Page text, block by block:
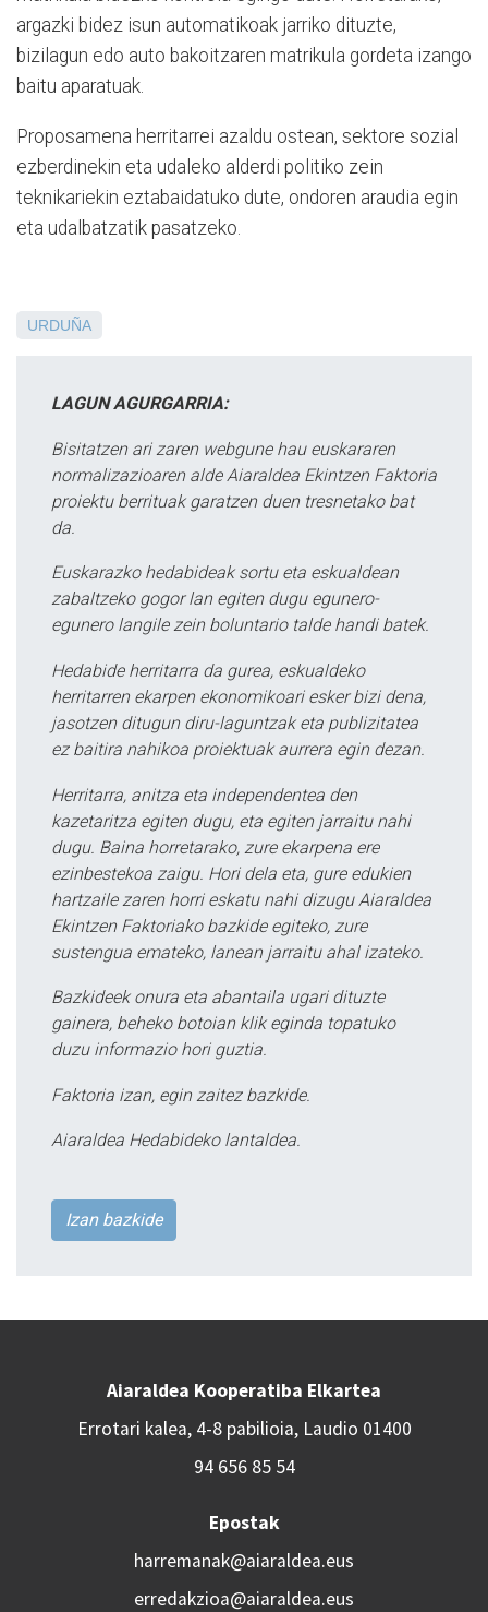
argazki bidez isun automatikoak jarriko dituzte,
bizilagun edo auto bakoitzaren matrikula gordeta izango
baitu aparatuak.
Proposamena herritarrei azaldu ostean, sektore sozial
ezberdinekin eta udaleko alderdi politiko zein
teknikariekin eztabaidatuko dute, ondoren araudia egin
eta udalbatzatik pasatzeko.
URDUÑA
LAGUN AGURGARRIA:
Bisitatzen ari zaren webgune hau euskararen
normalizazioaren alde Aiaraldea Ekintzen Faktoria
proiektu berrituak garatzen duen tresnetako bat
da.
Euskarazko hedabideak sortu eta eskualdean
zabaltzeko gogor lan egiten dugu egunero-
egunero langile zein boluntario talde handi batek.
Hedabide herritarra da gurea, eskualdeko
herritarren ekarpen ekonomikoari esker bizi dena,
jasotzen ditugun diru-laguntzak eta publizitatea
ez baitira nahikoa proiektuak aurrera egin dezan.
Herritarra, anitza eta independentea den
kazetaritza egiten dugu, eta egiten jarraitu nahi
dugu. Baina horretarako, zure ekarpena ere
ezinbestekoa zaigu. Hori dela eta, gure edukien
hartzaile zaren horri eskatu nahi dizugu Aiaraldea
Ekintzen Faktoriako bazkide egiteko, zure
sustengua emateko, lanean jarraitu ahal izateko.
Bazkideek onura eta abantaila ugari dituzte
gainera, beheko botoian klik eginda topatuko
duzu informazio hori guztia.
Faktoria izan, egin zaitez bazkide.
Aiaraldea Hedabideko lantaldea.
Izan bazkide
Aiaraldea Kooperatiba Elkartea
Errotari kalea, 4-8 pabilioia, Laudio 01400
94 656 85 54
Epostak
harremanak@aiaraldea.eus
erredakzioa@aiaraldea.eus